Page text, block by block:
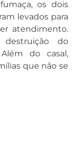
os dois
levados para
atendimento.
do
do casal,
que não se